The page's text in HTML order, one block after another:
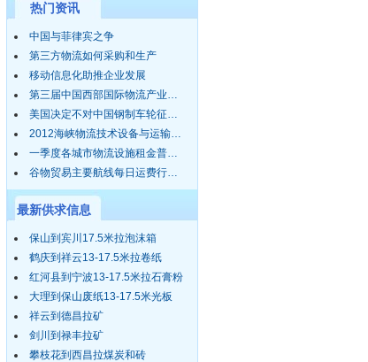
热门资讯
中国与菲律宾之争
第三方物流如何采购和生产
移动信息化助推企业发展
第三届中国西部国际物流产业…
美国决定不对中国钢制车轮征…
2012海峡物流技术设备与运输…
一季度各城市物流设施租金普…
谷物贸易主要航线每日运费行…
最新供求信息
保山到宾川17.5米拉泡沫箱
鹤庆到祥云13-17.5米拉卷纸
红河县到宁波13-17.5米拉石膏粉
大理到保山废纸13-17.5米光板
祥云到德昌拉矿
剑川到禄丰拉矿
攀枝花到西昌拉煤炭和砖